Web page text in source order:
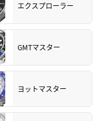
エクスプローラー
GMTマスター
ヨットマスター